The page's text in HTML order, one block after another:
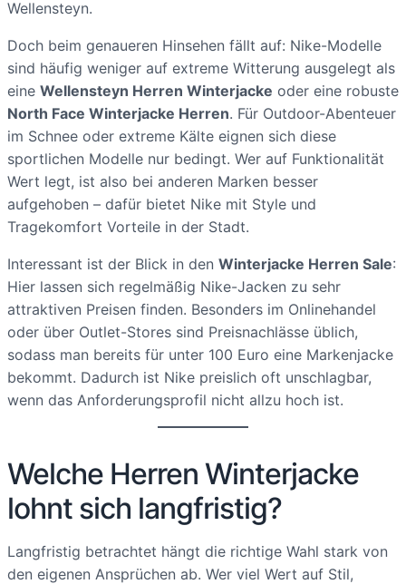
Wellensteyn.
Doch beim genaueren Hinsehen fällt auf: Nike-Modelle
sind häufig weniger auf extreme Witterung ausgelegt als
eine Wellensteyn Herren Winterjacke oder eine robuste
North Face Winterjacke Herren. Für Outdoor-Abenteuer
im Schnee oder extreme Kälte eignen sich diese
sportlichen Modelle nur bedingt. Wer auf Funktionalität
Wert legt, ist also bei anderen Marken besser
aufgehoben – dafür bietet Nike mit Style und
Tragekomfort Vorteile in der Stadt.
Interessant ist der Blick in den Winterjacke Herren Sale:
Hier lassen sich regelmäßig Nike-Jacken zu sehr
attraktiven Preisen finden. Besonders im Onlinehandel
oder über Outlet-Stores sind Preisnachlässe üblich,
sodass man bereits für unter 100 Euro eine Markenjacke
bekommt. Dadurch ist Nike preislich oft unschlagbar,
wenn das Anforderungsprofil nicht allzu hoch ist.
Welche Herren Winterjacke
lohnt sich langfristig?
Langfristig betrachtet hängt die richtige Wahl stark von
den eigenen Ansprüchen ab. Wer viel Wert auf Stil,